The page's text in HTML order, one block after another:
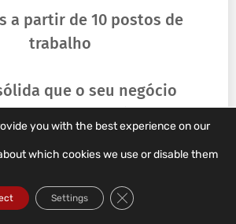
a partir de 10 postos de
trabalho
que o seu negócio
não parar. O mínimo que
séria deve ter —
monitorização
e resposta garantida
you with the best experience on our
which cookies we use or disable them
Settings Close GDPR Cookie